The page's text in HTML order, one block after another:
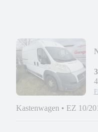
Kastenwagen • EZ 10/